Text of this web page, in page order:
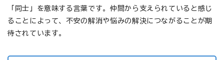
「同士」を意味する言葉です。仲間から支えられていると感じ
ることによって、不安の解消や悩みの解決につながることが期
待されています。